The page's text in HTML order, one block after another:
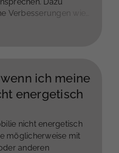
Verbesserungen wie
Bodenbeläge,
und Inspektionen.
mit einem
sprechen, um die
spezifischen Fall
on Investment
ich meine
energetisch
nicht energetisch
möglicherweise mit
anderen